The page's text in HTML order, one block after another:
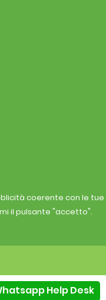
Help Desk
coerente con le
il pulsante "accetto".